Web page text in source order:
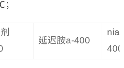
延迟胺a-400
400